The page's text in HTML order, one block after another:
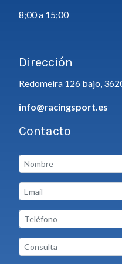
8;00 a 15;00
Dirección
Redomeira 126 bajo,
info@racingsport.es
Contacto